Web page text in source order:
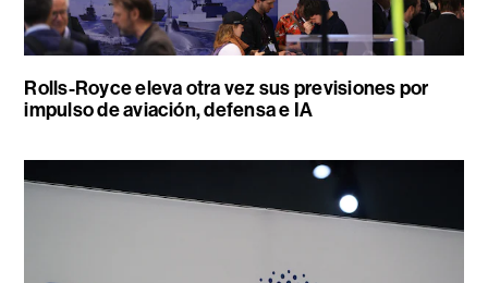
Rolls-Royce eleva otra vez sus previsiones por
impulso de aviación, defensa e IA